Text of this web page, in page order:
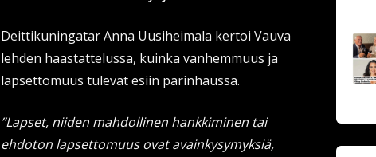
Deittikuningatar Anna Uusiheimala kertoi Vauva
lehden haastattelussa, kuinka vanhemmuus ja
lapsettomuus tulevat esiin parinhaussa.
”Lapset, niiden mahdollinen hankkiminen tai
ehdoton lapsettomuus ovat avainkysymyksiä,